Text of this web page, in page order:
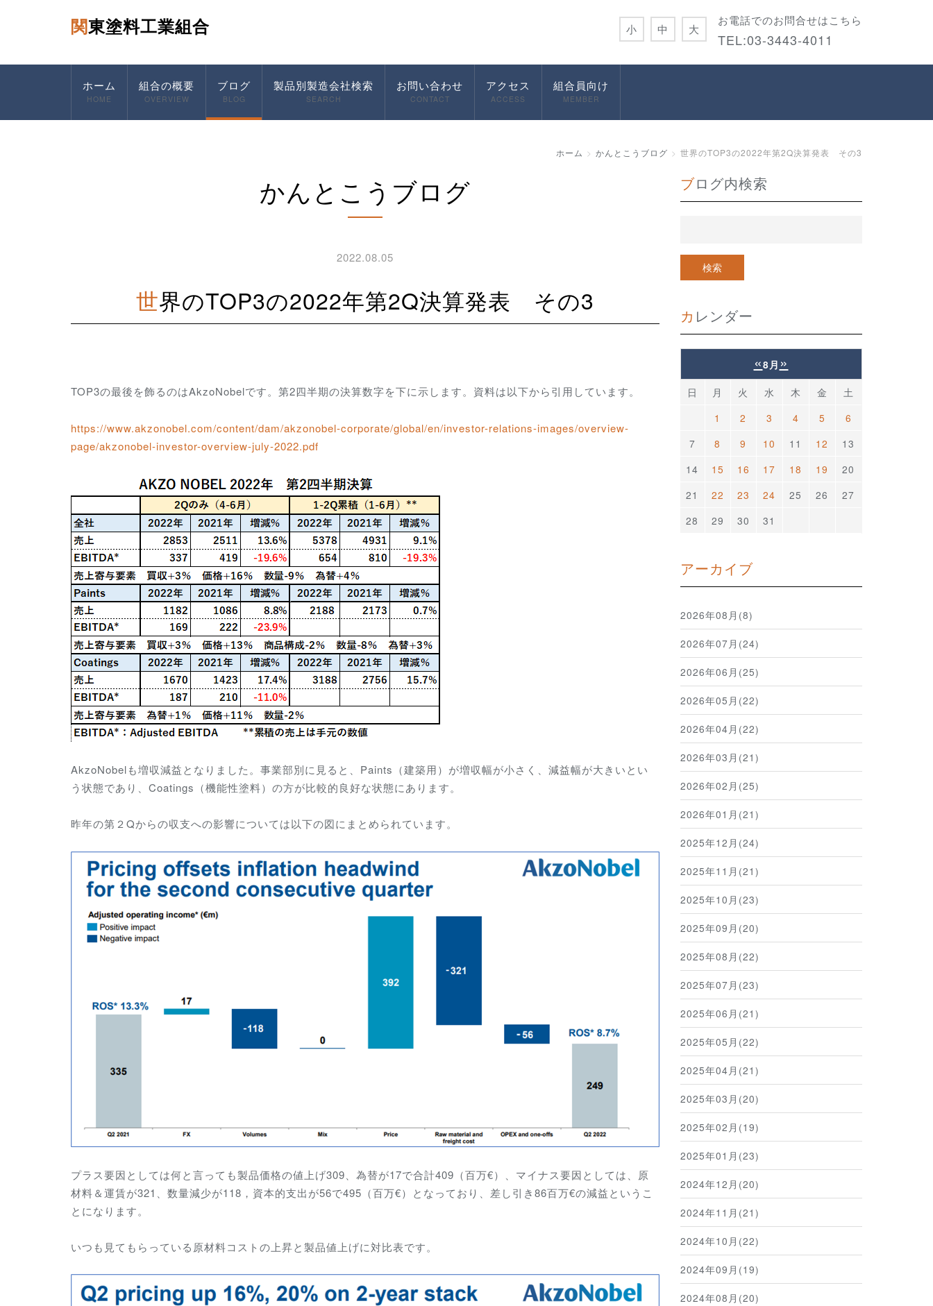
関東塗料工業組合 お電話でのお問合せはこちら
TEL:03-3443-4011
小 中 大
ホーム
HOME
組合の概要
OVERVIEW
ブログ
BLOG
製品別製造会社検索
SEARCH
お問い合わせ
CONTACT
アクセス
ACCESS
組合員向け
MEMBER
ホーム かんとこうブログ 世界のTOP3の2022年第2Q決算発表 その3
かんとこうブログ
2022.08.05
世界のTOP3の2022年第2Q決算発表 その3
TOP3の最後を飾るのはAkzoNobelです。第2四半期の決算数字を下に示します。資料は以下から引用しています。
https://www.akzonobel.com/content/dam/akzonobel-corporate/global/en/investor-relations-images/overview-
page/akzonobel-investor-overview-july-2022.pdf
AkzoNobelも増収減益となりました。事業部別に見ると、Paints（建築用）が増収幅が小さく、減益幅が大きいとい
う状態であり、Coatings（機能性塗料）の方が比較的良好な状態にあります。
昨年の第２Qからの収支への影響については以下の図にまとめられています。
プラス要因としては何と言っても製品価格の値上げ309、為替が17で合計409（百万€）、マイナス要因としては、原
材料＆運賃が321、数量減少が118，資本的支出が56で495（百万€）となっており、差し引き86百万€の減益というこ
とになります。
いつも見てもらっている原材料コストの上昇と製品値上げに対比表です。
ブログ内検索
カレンダー
«8月 »
日 月 火 水 木 金
土
1
2 3 4 5
6
7
8 9 10 11 12
13
14
15 16 17 18 19
20
21
22 23 24 25 26
27
28
29 30 31
アーカイブ
2026年08月(8)
2026年07月(24)
2026年06月(25)
2026年05月(22)
2026年04月(22)
2026年03月(21)
2026年02月(25)
2026年01月(21)
2025年12月(24)
2025年11月(21)
2025年10月(23)
2025年09月(20)
2025年08月(22)
2025年07月(23)
2025年06月(21)
2025年05月(22)
2025年04月(21)
2025年03月(20)
2025年02月(19)
2025年01月(23)
2024年12月(20)
2024年11月(21)
2024年10月(22)
2024年09月(19)
2024年08月(20)